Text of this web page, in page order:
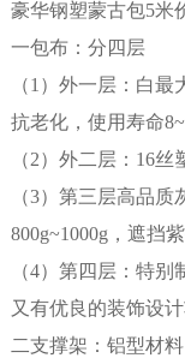
豪华钢塑蒙古包5米
一包布：分四层
（1）外一层：白
抗老化，使用寿命8~
（2）外二层：16丝
（3）第三层高品
800g~1000g，遮挡
（4）第四层：特
又有优良的装饰设计
二支撑架：铝型材